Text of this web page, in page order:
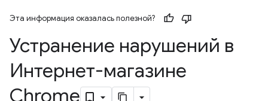
Эта информация оказалась полезной?
Устранение нарушений в
Интернет-магазине
Chrome